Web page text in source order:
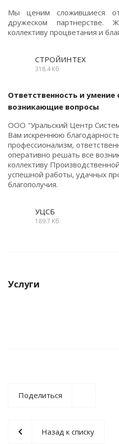
Мы ценим сложившиеся
дружеском
коллективу процветания и
СТРОЙИНТЕХ
318.4 Кб
Ответственность и
возникающие вопросы
ООО "Уральский Центр
Вам искреннюю
профессионализм,
оперативно решать все
коллективу
успешной работы, удачных
благополучия.
УЦСБ
189.7 Кб
Услуги
Поделиться
Назад к списку